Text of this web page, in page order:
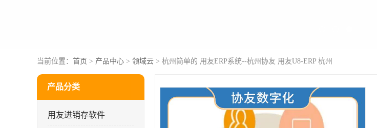
当前位置： 首页 > 产品中心 > 领域云 > 杭州简单的 用友ERP系统--杭州协友 用友U8-ERP 杭州
产品分类
用友进销存软件